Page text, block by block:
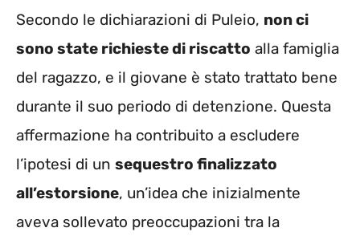
Secondo le dichiarazioni di Puleio, non ci
sono state richieste di riscatto alla famiglia
del ragazzo, e il giovane è stato trattato bene
durante il suo periodo di detenzione. Questa
affermazione ha contribuito a escludere
l’ipotesi di un sequestro finalizzato
all’estorsione, un’idea che inizialmente
aveva sollevato preoccupazioni tra la